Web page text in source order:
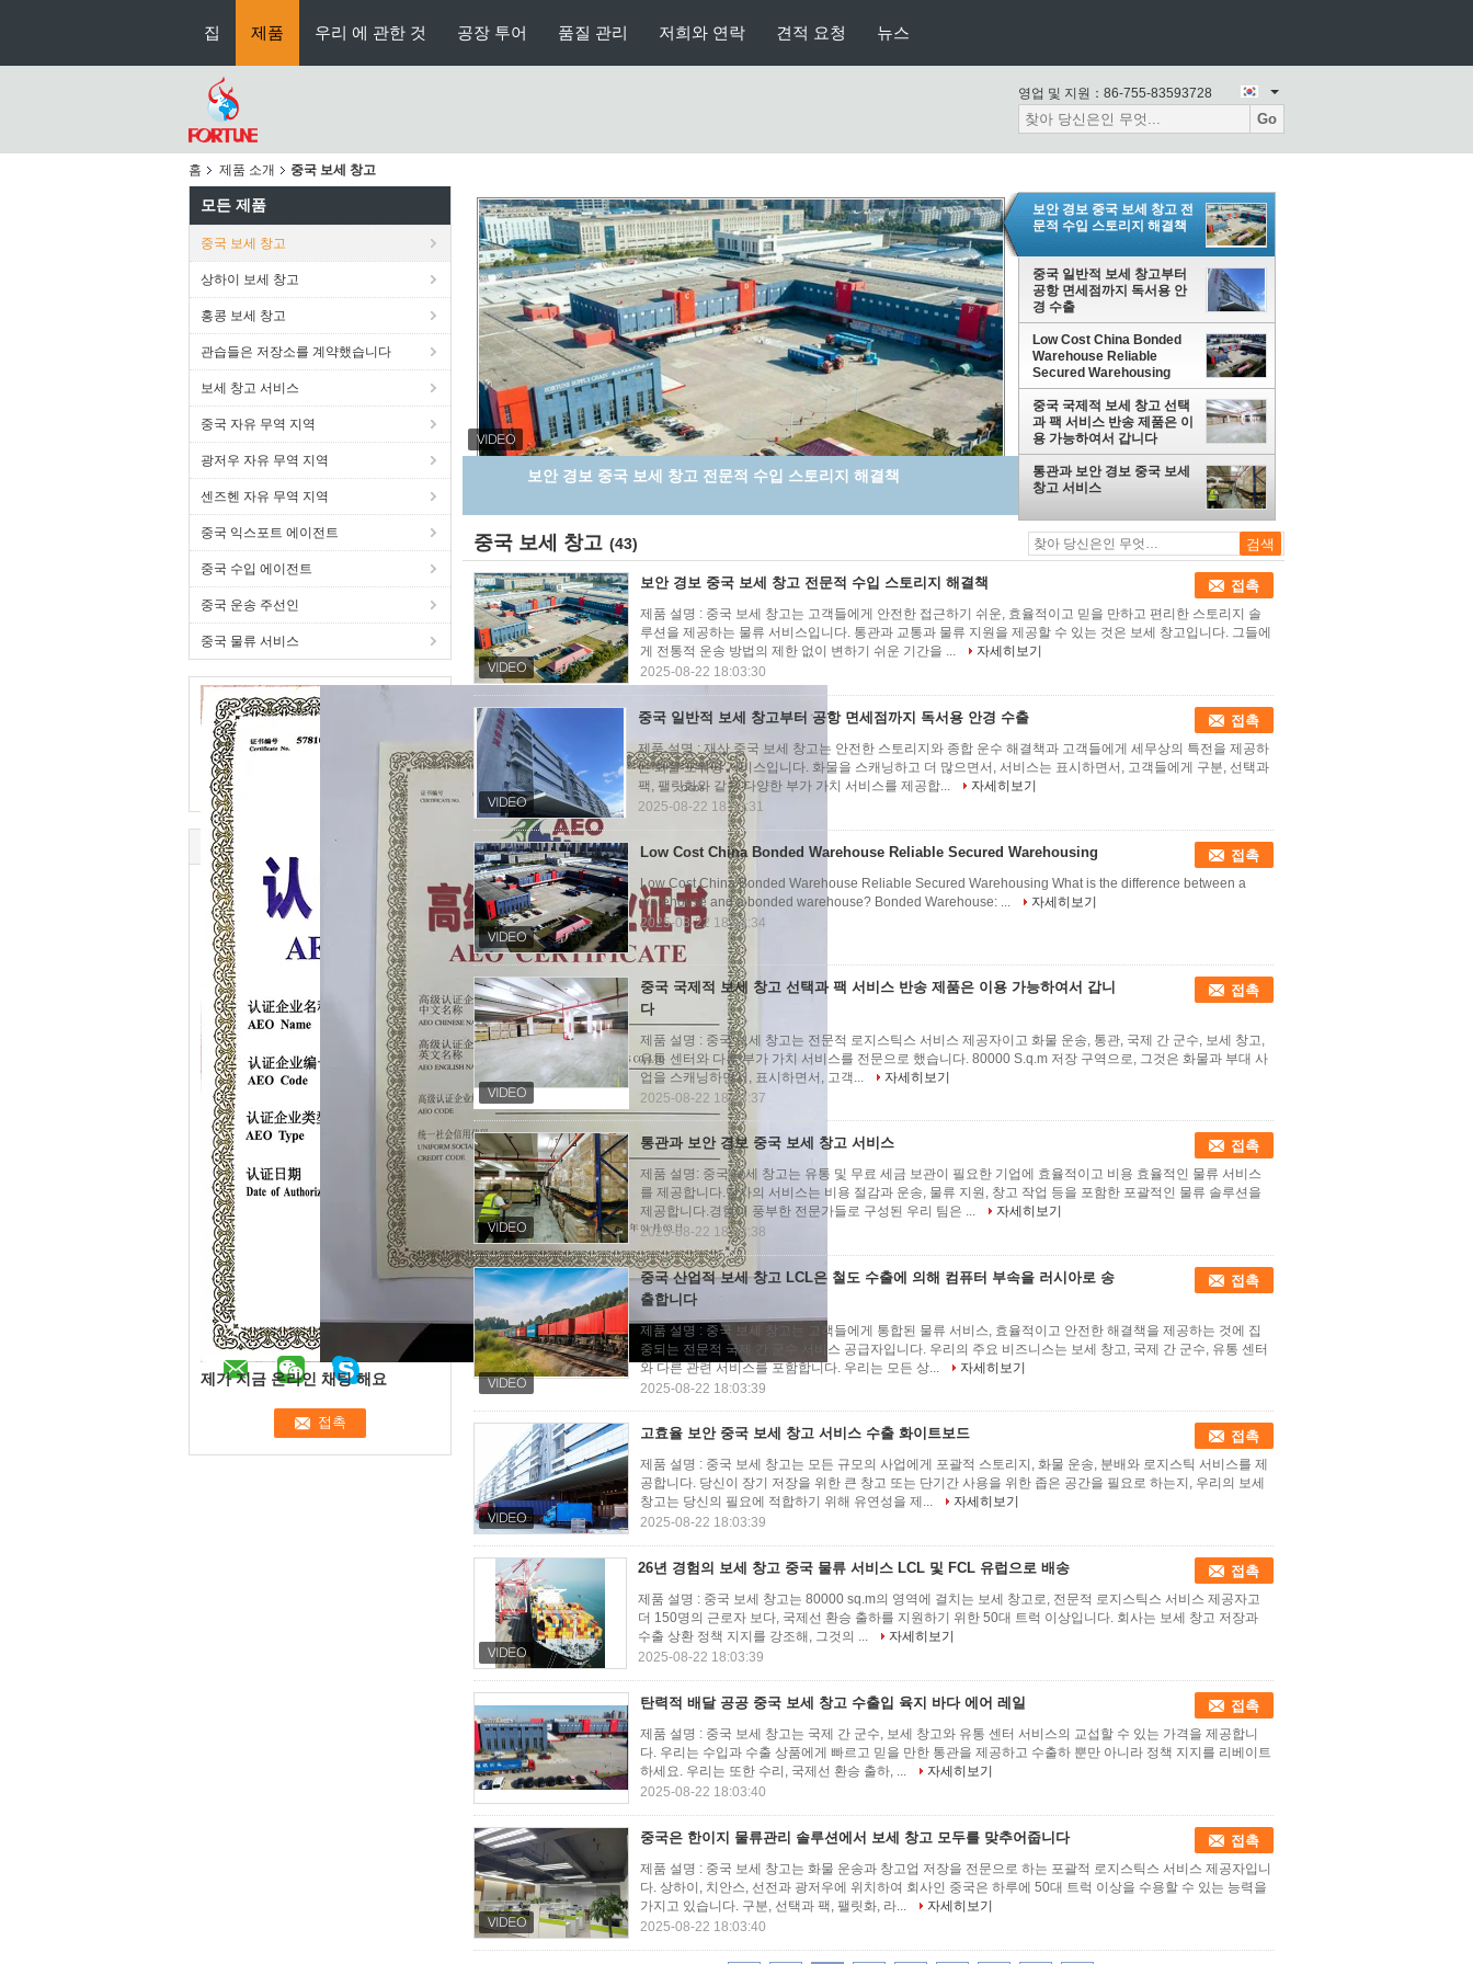
집 제품 우리 에 관한 것 공장 투어 품질 관리 저희와 연락 견적 요청 뉴스
영업 및 지원： 86-755-83593728
Go
홈 제품 소개 중국 보세 창고
모든 제품
중국 보세 창고
상하이 보세 창고
홍콩 보세 창고
관습들은 저장소를 계약했습니다
보세 창고 서비스
중국 자유 무역 지역
광저우 자유 무역 지역
센즈헨 자유 무역 지역
중국 익스포트 에이전트
중국 수입 에이전트
중국 운송 주선인
중국 물류 서비스
제가 지금 온라인 채팅 해요
중국 일반적 보세 창고부터 공항 면세점까지 독서용 안경 수출
보안 경보 중국 보세 창고 전
문적 수입 스토리지 해결책
중국 일반적 보세 창고부터
공항 면세점까지 독서용 안
경 수출
Low Cost China Bonded
Warehouse Reliable
Secured Warehousing
중국 국제적 보세 창고 선택
과 팩 서비스 반송 제품은 이
용 가능하여서 갑니다
통관과 보안 경보 중국 보세
창고 서비스
중국 보세 창고 (43)
보안 경보 중국 보세 창고 전문적 수입 스토리지 해결책 접촉
제품 설명 : 중국 보세 창고는 고객들에게 안전한 접근하기 쉬운, 효율적이고 믿을 만하고 편리한 스토리지 솔
루션을 제공하는 물류 서비스입니다. 통관과 교통과 물류 지원을 제공할 수 있는 것은 보세 창고입니다. 그들에
게 전통적 운송 방법의 제한 없이 변하기 쉬운 기간을 ...
자세히보기
2025-08-22 18:03:30
중국 일반적 보세 창고부터 공항 면세점까지 독서용 안경 수출 접촉
제품 설명 : 재산 중국 보세 창고는 안전한 스토리지와 종합 운수 해결책과 고객들에게 세무상의 특전을 제공하
는 화물 포워딩 서비스입니다. 화물을 스캐닝하고 더 많으면서, 서비스는 표시하면서, 고객들에게 구분, 선택과
팩, 팰릿화와 같은 다양한 부가 가치 서비스를 제공합...
자세히보기
2025-08-22 18:03:31
Low Cost China Bonded Warehouse Reliable Secured Warehousing 접촉
Low Cost China Bonded Warehouse Reliable Secured Warehousing What is the difference between a
warehouse and a bonded warehouse? Bonded Warehouse: ...
자세히보기
2025-08-22 18:03:34
중국 국제적 보세 창고 선택과 팩 서비스 반송 제품은 이용 가능하여서 갑니
다
접촉
제품 설명 : 중국 보세 창고는 전문적 로지스틱스 서비스 제공자이고 화물 운송, 통관, 국제 간 군수, 보세 창고,
유통 센터와 다른 부가 가치 서비스를 전문으로 했습니다. 80000 S.q.m 저장 구역으로, 그것은 화물과 부대 사
업을 스캐닝하면서, 표시하면서, 고객...
자세히보기
2025-08-22 18:03:37
통관과 보안 경보 중국 보세 창고 서비스 접촉
제품 설명: 중국 보세 창고는 유통 및 무료 세금 보관이 필요한 기업에 효율적이고 비용 효율적인 물류 서비스
를 제공합니다.당사의 서비스는 비용 절감과 운송, 물류 지원, 창고 작업 등을 포함한 포괄적인 물류 솔루션을
제공합니다.경험이 풍부한 전문가들로 구성된 우리 팀은 ...
자세히보기
2025-08-22 18:03:38
중국 산업적 보세 창고 LCL은 철도 수출에 의해 컴퓨터 부속을 러시아로 송
출합니다
접촉
제품 설명 : 중국 보세 창고는 고객들에게 통합된 물류 서비스, 효율적이고 안전한 해결책을 제공하는 것에 집
중되는 전문적 국제 간 군수 서비스 공급자입니다. 우리의 주요 비즈니스는 보세 창고, 국제 간 군수, 유통 센터
와 다른 관련 서비스를 포함합니다. 우리는 모든 상...
자세히보기
2025-08-22 18:03:39
고효율 보안 중국 보세 창고 서비스 수출 화이트보드 접촉
제품 설명 : 중국 보세 창고는 모든 규모의 사업에게 포괄적 스토리지, 화물 운송, 분배와 로지스틱 서비스를 제
공합니다. 당신이 장기 저장을 위한 큰 창고 또는 단기간 사용을 위한 좁은 공간을 필요로 하는지, 우리의 보세
창고는 당신의 필요에 적합하기 위해 유연성을 제...
자세히보기
2025-08-22 18:03:39
26년 경험의 보세 창고 중국 물류 서비스 LCL 및 FCL 유럽으로 배송 접촉
제품 설명 : 중국 보세 창고는 80000 sq.m의 영역에 걸치는 보세 창고로, 전문적 로지스틱스 서비스 제공자고
더 150명의 근로자 보다, 국제선 환승 출하를 지원하기 위한 50대 트럭 이상입니다. 회사는 보세 창고 저장과
수출 상환 정책 지지를 강조해, 그것의 ...
자세히보기
2025-08-22 18:03:39
탄력적 배달 공공 중국 보세 창고 수출입 육지 바다 에어 레일 접촉
제품 설명 : 중국 보세 창고는 국제 간 군수, 보세 창고와 유통 센터 서비스의 교섭할 수 있는 가격을 제공합니
다. 우리는 수입과 수출 상품에게 빠르고 믿을 만한 통관을 제공하고 수출하 뿐만 아니라 정책 지지를 리베이트
하세요. 우리는 또한 수리, 국제선 환승 출하, ...
자세히보기
2025-08-22 18:03:40
중국은 한이지 물류관리 솔루션에서 보세 창고 모두를 맞추어줍니다 접촉
제품 설명 : 중국 보세 창고는 화물 운송과 창고업 저장을 전문으로 하는 포괄적 로지스틱스 서비스 제공자입니
다. 상하이, 치안스, 선전과 광저우에 위치하여 회사인 중국은 하루에 50대 트럭 이상을 수용할 수 있는 능력을
가지고 있습니다. 구분, 선택과 팩, 팰릿화, 라...
자세히보기
2025-08-22 18:03:40